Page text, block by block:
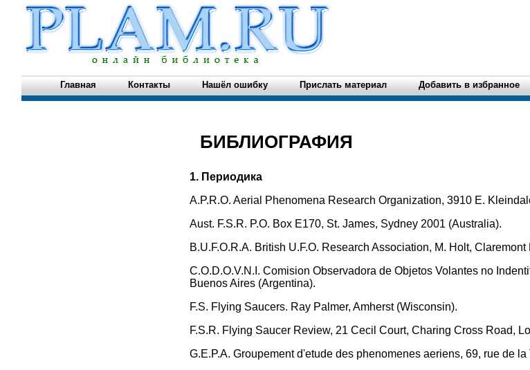
Главная Контакты Нашёл ошибку Прислать материал Добавить в избранное
БИБЛИОГРАФИЯ
1. Периодика
A.P.R.O. Aerial Phenomena Research Organization, 3910 E.
Aust. F.S.R. P.O. Box E170, St. James, Sydney 2001 (Australia).
B.U.F.O.R.A. British U.F.O. Research Association, M. Holt,
C.O.D.O.V.N.I. Comision Observadora de Objetos Volantes no
Buenos Aires (Argentina).
F.S. Flying Saucers. Ray Palmer, Amherst (Wisconsin).
F.S.R. Flying Saucer Review, 21 Cecil Court, Charing Cross Road,
G.E.P.A. Groupement d'etude des phenomenes aeriens, 69, rue de